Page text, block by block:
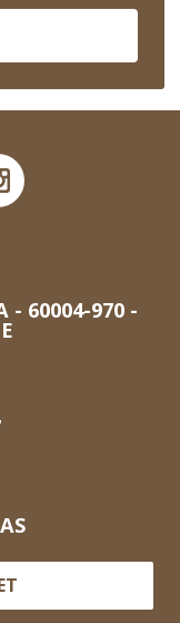
- 60004-970 -